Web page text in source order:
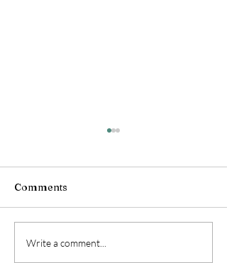
Birmanie !
Comments
Write a comment...